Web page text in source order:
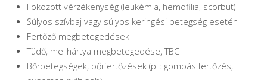
Fokozott vérzékenység (leukémia, hemofilia, scorbut)
Súlyos szívbaj vagy súlyos keringési betegség esetén
Fertőző megbetegedések
Tüdő, mellhártya megbetegedése, TBC
Bőrbetegségek, bőrfertőzések (pl.: gombás fertőzés,